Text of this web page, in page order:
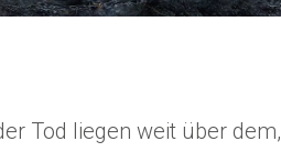
Tod liegen weit über dem,